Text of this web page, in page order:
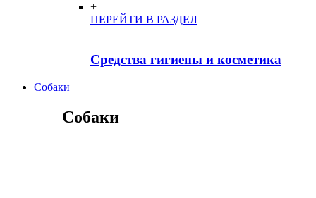
+
ПЕРЕЙТИ В РАЗДЕЛ
Средства гигиены и косметика
Собаки
Собаки